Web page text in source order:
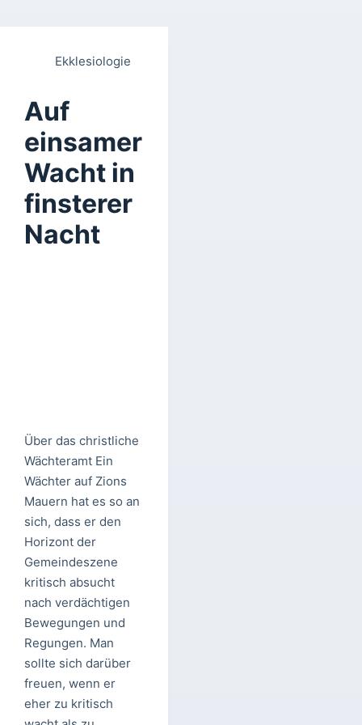
Ekklesiologie
Auf
einsamer
Wacht in
finsterer
Nacht
Über das christliche
Wächteramt Ein
Wächter auf Zions
Mauern hat es so an
sich, dass er den
Horizont der
Gemeindeszene
kritisch absucht
nach verdächtigen
Bewegungen und
Regungen. Man
sollte sich darüber
freuen, wenn er
eher zu kritisch